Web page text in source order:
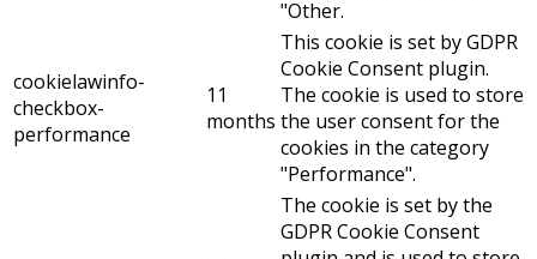
"Other.
cookielawinfo-
checkbox-
performance
11
months
This cookie is set by GDPR
Cookie Consent plugin.
The cookie is used to store
the user consent for the
cookies in the category
"Performance".
The cookie is set by the
GDPR Cookie Consent